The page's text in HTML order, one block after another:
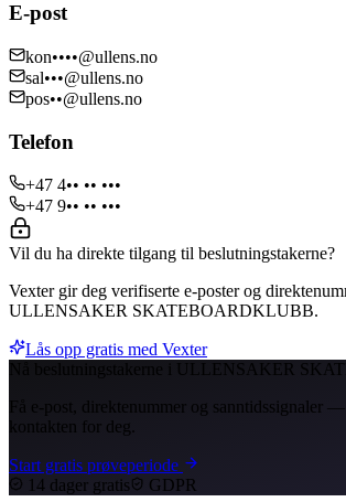
E-post
kon••••@ullens.no
sal•••@ullens.no
pos••@ullens.no
Telefon
+47 4•• •• •••
+47 9•• •• •••
Vil du ha direkte tilgang til beslutningstakerne?
Vexter gir deg verifiserte e-poster og
ULLENSAKER SKATEBOARDKLUBB.
Lås opp gratis med Vexter
Nå beslutningstakerne i ULLENSAKER
Få e-post, direktenummer og sanntidssignaler
kontakten for deg.
Start gratis prøveperiode
14 dager gratis
GDPR